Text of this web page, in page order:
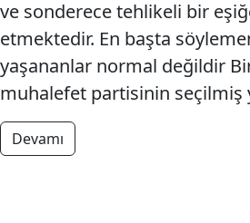
ve sonderece tehlikeli bir
etmektedir. En başta
yaşananlar normal değildir
muhalefet partisinin
Devamı